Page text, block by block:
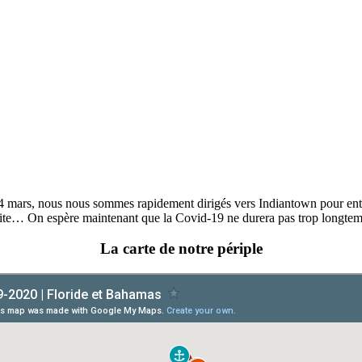
nous nous sommes rapidement dirigés vers Indiantown pour
On espère maintenant que la Covid-19 ne durera pas trop
La carte de notre périple